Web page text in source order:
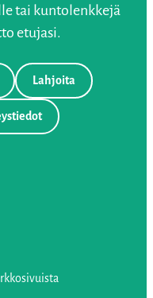
tai kuntolenkkejä
etujasi.
Lahjoita